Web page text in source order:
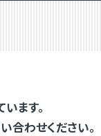
ます。
合わせください。